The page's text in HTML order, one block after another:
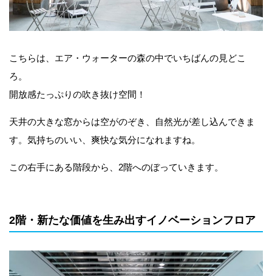
こちらは、エア・ウォーターの森の中でいちばんの見どこ
ろ。
開放感たっぷりの吹き抜け空間！
天井の大きな窓からは空がのぞき、自然光が差し込んできま
す。気持ちのいい、爽快な気分になれますね。
この右手にある階段から、2階へのぼっていきます。
2階・新たな価値を生み出すイノベーションフロア